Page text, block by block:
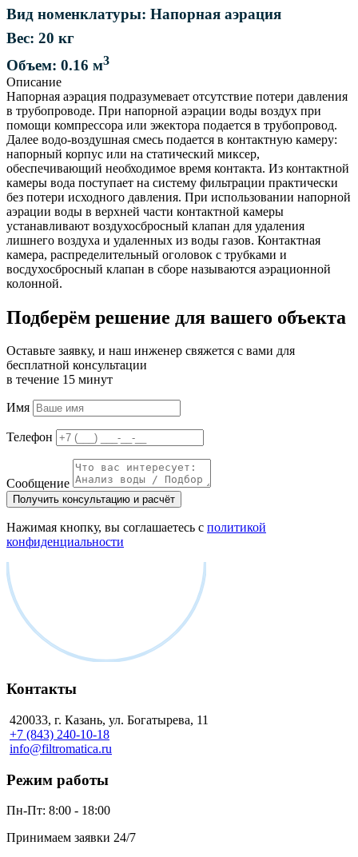
Вид номенклатуры: Напорная аэрация
Вес: 20 кг
Объем: 0.16 м3
Описание
Напорная аэрация подразумевает отсутствие потери давления
в трубопроводе. При напорной аэрации воды воздух при
помощи компрессора или эжектора подается в трубопровод.
Далее водо-воздушная смесь подается в контактную камеру:
напорный корпус или на статический миксер,
обеспечивающий необходимое время контакта. Из контактной
камеры вода поступает на систему фильтрации практически
без потери исходного давления. При использовании напорной
аэрации воды в верхней части контактной камеры
устанавливают воздухосбросный клапан для удаления
лишнего воздуха и удаленных из воды газов. Контактная
камера, распределительный оголовок с трубками и
восдухосбросный клапан в сборе называются аэрационной
колонной.
Подберём решение для вашего объекта
Оставьте заявку, и наш инженер свяжется с вами для
бесплатной консультации
в течение 15 минут
Имя
Телефон
Сообщение
Получить консультацию и расчёт
Нажимая кнопку, вы соглашаетесь с политикой
конфиденциальности
Контакты
420033, г. Казань, ул. Богатырева, 11
+7 (843) 240-10-18
info@filtromatica.ru
Режим работы
Пн-Пт: 8:00 - 18:00
Принимаем заявки 24/7